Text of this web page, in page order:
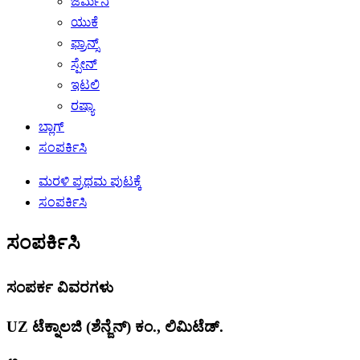
ಯುಕೆ
ಫ್ರಾನ್ಸ್
ಸ್ಪೇನ್
ಇಟಲಿ
ರಷ್ಯಾ
ಬ್ಲಾಗ್
ಸಂಪರ್ಕಿಸಿ
ಮರಳಿ ಪ್ರಥಮ ಪುಟಕ್ಕೆ
ಸಂಪರ್ಕಿಸಿ
ಸಂಪರ್ಕಿಸಿ
ಸಂಪರ್ಕ ವಿವರಗಳು
UZ ಟೆಕ್ನಾಲಜಿ (ಶೆನ್ಜೆನ್) ಕಂ., ಲಿಮಿಟೆಡ್.